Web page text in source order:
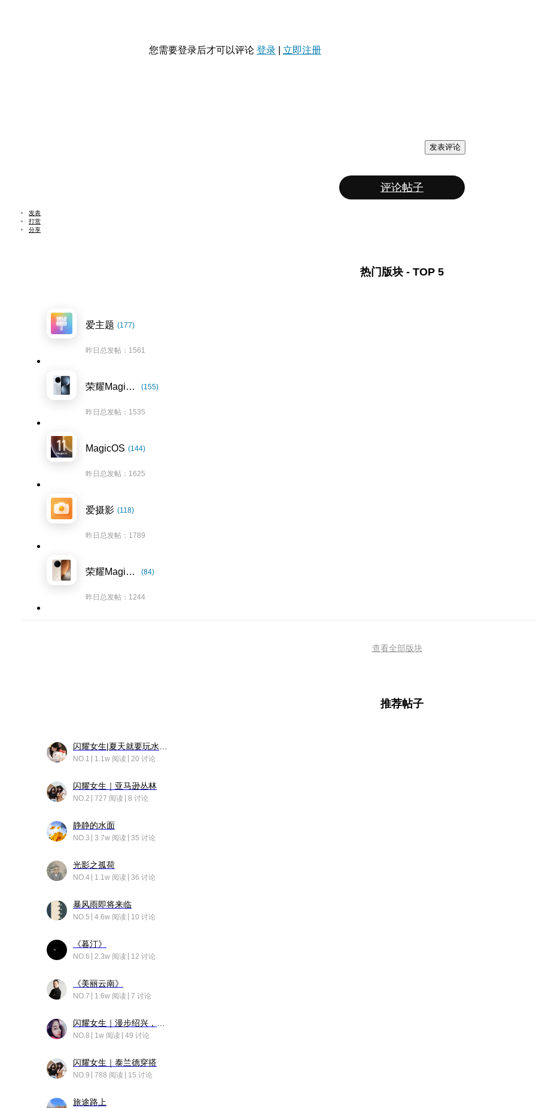
您需要登录后才可以评论 登录 立即注册
发表评论
评论帖子
发表
打赏
分享
热门版块 - TOP 5
爱主题 (177)
昨日总发帖：1561
荣耀Magic7系列 (155)
昨日总发帖：1535
MagicOS (144)
昨日总发帖：1625
爱摄影 (118)
昨日总发帖：1789
荣耀Magic8系列 (84)
昨日总发帖：1244
查看全部版块
推荐帖子
NO.1 1.1w 阅读 20 讨论
闪耀女生｜亚马逊丛林
NO.2 727 阅读 8 讨论
静静的水面
NO.3 3.7w 阅读 35 讨论
光影之孤荷
NO.4 1.1w 阅读 36 讨论
暴风雨即将来临
NO.5 4.6w 阅读 10 讨论
《暮汀》
NO.6 2.3w 阅读 12 讨论
《美丽云南》
NO.7 1.6w 阅读 7 讨论
NO.8 1w 阅读 49 讨论
闪耀女生｜泰兰德穿搭
NO.9 788 阅读 15 讨论
旅途路上